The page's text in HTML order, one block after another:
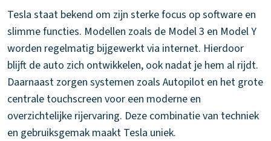
Tesla staat bekend om zijn sterke focus op software en
slimme functies. Modellen zoals de Model 3 en Model Y
worden regelmatig bijgewerkt via internet. Hierdoor
blijft de auto zich ontwikkelen, ook nadat je hem al rijdt.
Daarnaast zorgen systemen zoals Autopilot en het grote
centrale touchscreen voor een moderne en
overzichtelijke rijervaring. Deze combinatie van techniek
en gebruiksgemak maakt Tesla uniek.